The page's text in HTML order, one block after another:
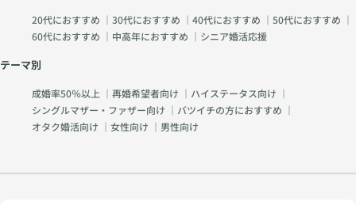
20代におすすめ ｜ 30代におすすめ ｜ 40代におすすめ ｜ 50代におすすめ ｜
60代におすすめ ｜ 中高年におすすめ ｜ シニア婚活応援
テーマ別
成婚率50％以上 ｜ 再婚希望者向け ｜ ハイステータス向け ｜
シングルマザー・ファザー向け ｜ バツイチの方におすすめ ｜
オタク婚活向け ｜ 女性向け ｜ 男性向け